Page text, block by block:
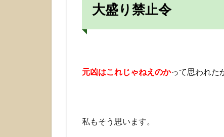
禁
令
ォ
１
大盛り禁止令
元凶はこれじゃねえのかって思われた
私もそう思います。